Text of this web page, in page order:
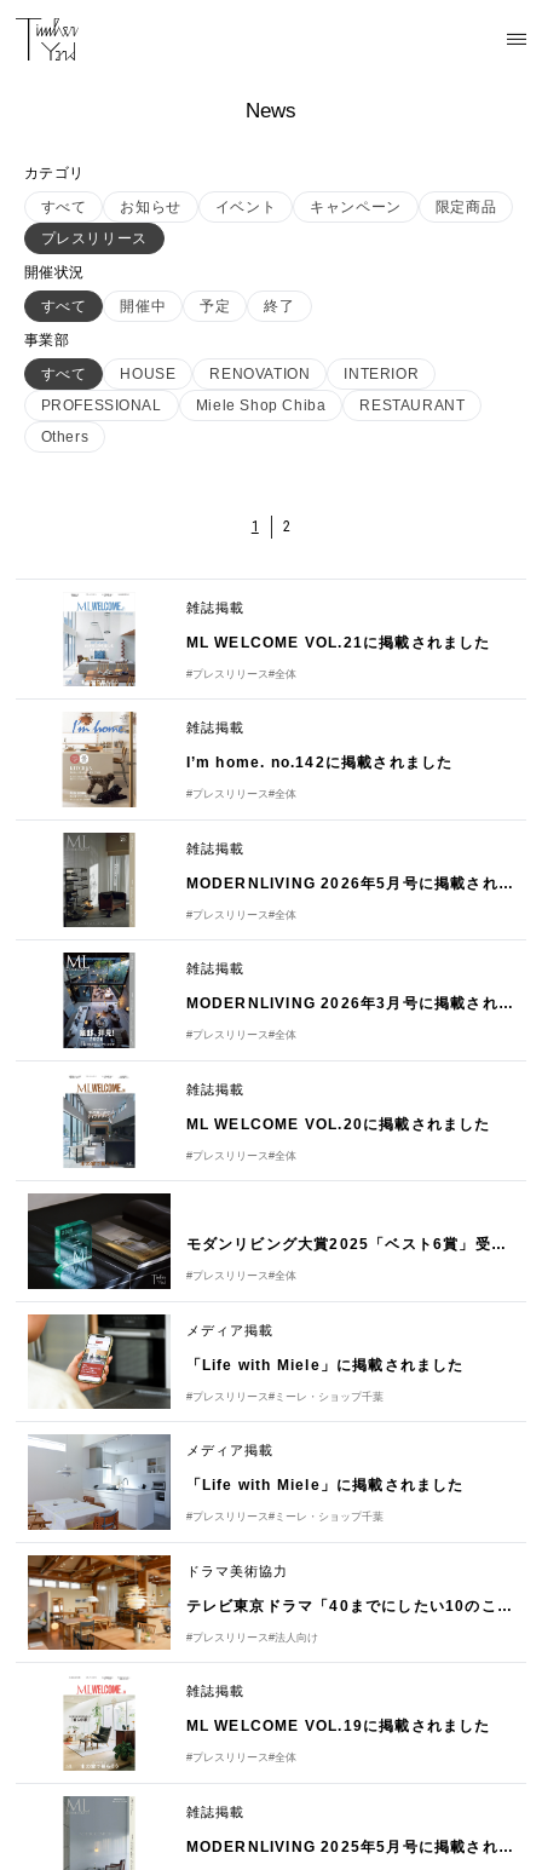
News
カテゴリ
すべて
お知らせ イベント キャンペーン
限定商品
プレスリリース
開催状況
すべて
開催中 予定
終了
事業部
すべて
HOUSE RENOVATION
INTERIOR
PROFESSIONAL
Miele Shop Chiba
RESTAURANT
Others
1 2
雑誌掲載
ML WELCOME VOL.21に掲載されました
#プレスリリース #全体
雑誌掲載
I’m home. no.142に掲載されました
#プレスリリース#全体
雑誌掲載
MODERNLIVING 2026年5月号に掲載されました
#プレスリリース #全体
雑誌掲載
MODERNLIVING 2026年3月号に掲載されました
#プレスリリース#全体
雑誌掲載
ML WELCOME VOL.20に掲載されました
#プレスリリース #全体
モダンリビング大賞2025「ベスト6賞」受賞のお知らせ
#プレスリリース#全体
メディア掲載
「Life with Miele」に掲載されました
#プレスリリース #ミーレ・ショップ千葉
メディア掲載
「Life with Miele」に掲載されました
#プレスリリース#ミーレ・ショップ千葉
ドラマ美術協力
テレビ東京ドラマ「40までにしたい10のこと」第7話に美術協力しました
#プレスリリース #法人向け
雑誌掲載
ML WELCOME VOL.19に掲載されました
#プレスリリース#全体
雑誌掲載
MODERNLIVING 2025年5月号に掲載されました